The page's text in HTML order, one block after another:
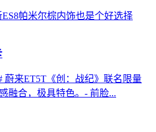
ES8帕米尔棕内饰也是个好选择
蔚来ET5T《创：战纪》联名限量
融合，极具特色。- 前脸...